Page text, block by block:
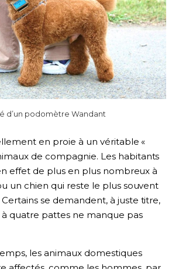
d’un podomètre Wandant
en proie à un véritable «
de compagnie. Les habitants
effet de plus en plus nombreux à
un chien qui reste le plus souvent
se demandent, à juste titre,
quatre pattes ne manque pas
les animaux domestiques